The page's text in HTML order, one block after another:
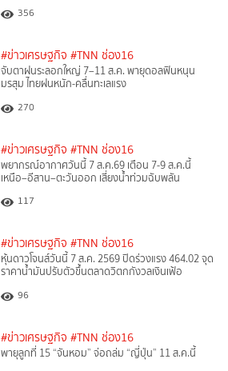
356
#ข่าวเศรษฐกิจ #TNN ช่อง16
จับตาฝนระลอกใหญ่ 7–11 ส.ค. พายุดอลฟินหนุน
มรสุม ไทยฝนหนัก-คลื่นทะเลแรง
270
#ข่าวเศรษฐกิจ #TNN ช่อง16
พยากรณ์อากาศวันนี้ 7 ส.ค.69 เตือน 7-9 ส.ค.นี้
เหนือ–อีสาน–ตะวันออก เสี่ยงน้ำท่วมฉับพลัน
117
#ข่าวเศรษฐกิจ #TNN ช่อง16
หุ้นดาวโจนส์วันนี้ 7 ส.ค. 2569 ปิดร่วงแรง 464.02 จุด
ราคาน้ำมันปรับตัวขึ้นตลาดวิตกกังวลเงินเฟ้อ
96
#ข่าวเศรษฐกิจ #TNN ช่อง16
พายุลูกที่ 15 “จันหอม” จ่อถล่ม “ญี่ปุ่น” 11 ส.ค.นี้